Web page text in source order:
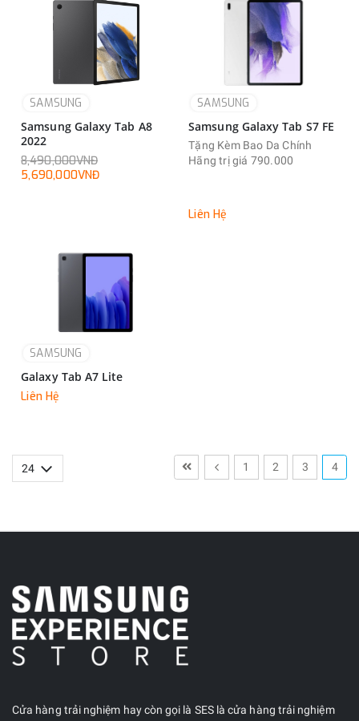
SAMSUNG
Samsung Galaxy Tab A8
2022
8,490,000VNĐ
5,690,000VNĐ
SAMSUNG
Samsung Galaxy Tab S7 FE
Tặng Kèm Bao Da Chính
Hãng trị giá 790.000
Liên Hệ
SAMSUNG
Galaxy Tab A7 Lite
Liên Hệ
1 2 3 4
Cửa hàng trải nghiệm hay còn gọi là SES là cửa hàng trải nghiệm